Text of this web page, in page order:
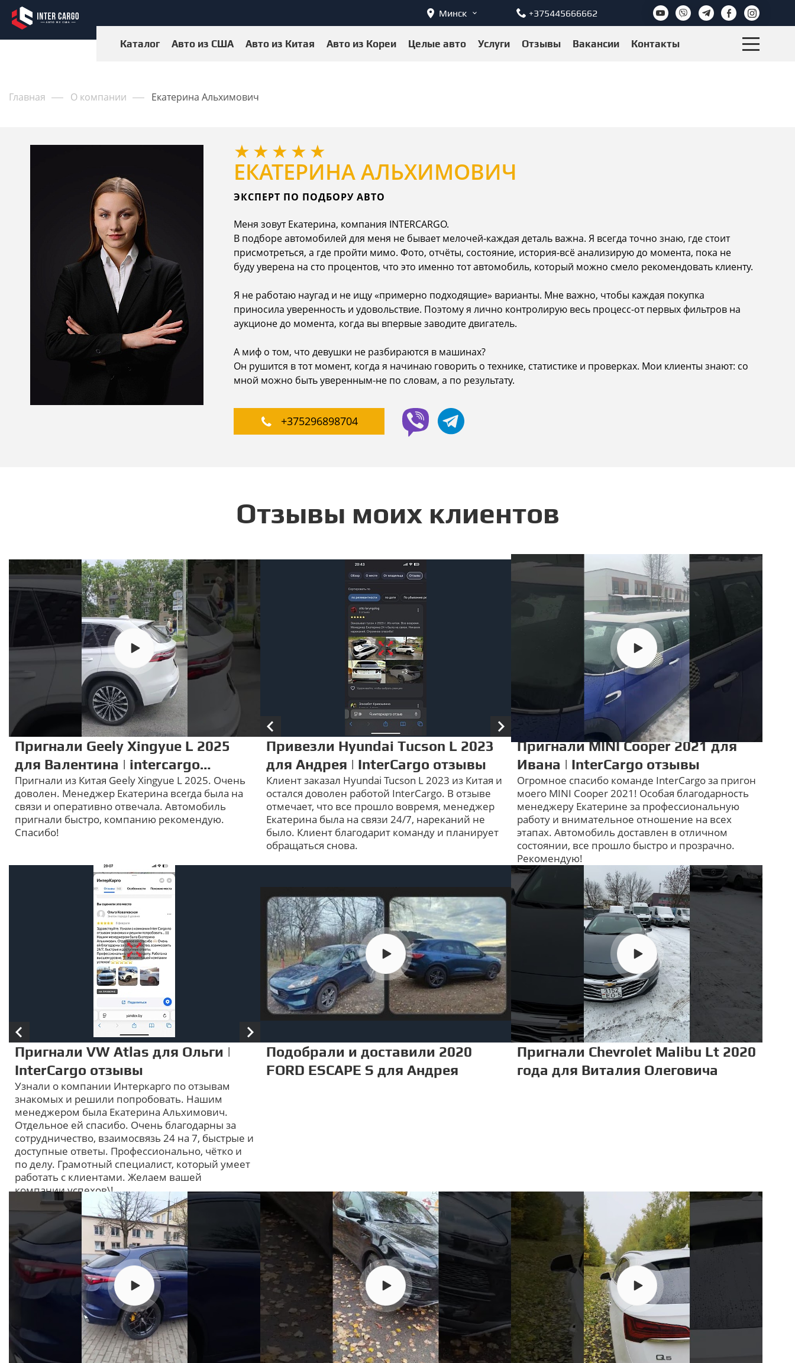
Минск +375445666662
Каталог Авто из США Авто из Китая Авто из Кореи Целые авто Услуги Отзывы Вакансии Контакты
Главная О компании Екатерина Альхимович
ЕКАТЕРИНА АЛЬХИМОВИЧ
ЭКСПЕРТ ПО ПОДБОРУ АВТО
Меня зовут Екатерина, компания INTERCARGO.
В подборе автомобилей для меня не бывает мелочей-каждая деталь важна. Я всегда точно знаю, где стоит
присмотреться, а где пройти мимо. Фото, отчёты, состояние, история-всё анализирую до момента, пока не
буду уверена на сто процентов, что это именно тот автомобиль, который можно смело рекомендовать клиенту.
Я не работаю наугад и не ищу «примерно подходящие» варианты. Мне важно, чтобы каждая покупка
приносила уверенность и удовольствие. Поэтому я лично контролирую весь процесс-от первых фильтров на
аукционе до момента, когда вы впервые заводите двигатель.
А миф о том, что девушки не разбираются в машинах?
Он рушится в тот момент, когда я начинаю говорить о технике, статистике и проверках. Мои клиенты знают: со
мной можно быть уверенным-не по словам, а по результату.
+375296898704
Oтзывы моих клиентов
Пригнали Geely Xingyue L 2025
для Валентина | intercargo
отзывы
Пригнали из Китая Geely Xingyue L 2025. Очень
доволен. Менеджер Екатерина всегда была на
связи и оперативно отвечала. Автомобиль
пригнали быстро, компанию рекомендую.
Спасибо!
Привезли Hyundai Tucson L 2023
для Андрея | InterCargo отзывы
Клиент заказал Hyundai Tucson L 2023 из Китая и
остался доволен работой InterCargo. В отзыве
отмечает, что все прошло вовремя, менеджер
Екатерина была на связи 24/7, нареканий не
было. Клиент благодарит команду и планирует
обращаться снова.
Пригнали MINI Cooper 2021 для
Ивана | InterCargo отзывы
Огромное спасибо команде InterCargo за пригон
моего MINI Cooper 2021! Особая благодарность
менеджеру Екатерине за профессиональную
работу и внимательное отношение на всех
этапах. Автомобиль доставлен в отличном
состоянии, все прошло быстро и прозрачно.
Рекомендую!
Пригнали VW Atlas для Ольги |
InterCargo отзывы
Узнали о компании Интеркарго по отзывам
знакомых и решили попробовать. Нашим
менеджером была Екатерина Альхимович.
Отдельное ей спасибо. Очень благодарны за
сотрудничество, взаимосвязь 24 на 7, быстрые и
доступные ответы. Профессионально, чётко и
по делу. Грамотный специалист, который умеет
работать с клиентами. Желаем вашей
компании успехов\!
Подобрали и доставили 2020
FORD ESCAPE S для Андрея
Пригнали Chevrolet Malibu Lt 2020
года для Виталия Олеговича